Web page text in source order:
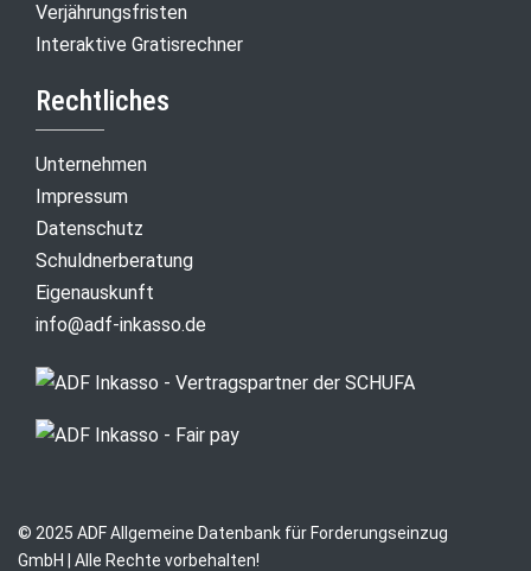
Verjährungsfristen
Interaktive Gratisrechner
Rechtliches
Unternehmen
Impressum
Datenschutz
Schuldnerberatung
Eigenauskunft
info@adf-inkasso.de
© 2025 ADF Allgemeine Datenbank für Forderungseinzug
GmbH | Alle Rechte vorbehalten!